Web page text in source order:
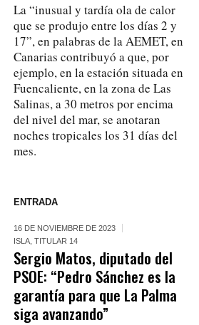
La “inusual y tardía ola de calor
que se produjo entre los días 2 y
17”, en palabras de la AEMET, en
Canarias contribuyó a que, por
ejemplo, en la estación situada en
Fuencaliente, en la zona de Las
Salinas, a 30 metros por encima
del nivel del mar, se anotaran
noches tropicales los 31 días del
mes.
ENTRADA
16 DE NOVIEMBRE DE 2023
ISLA ,TITULAR 14
Sergio Matos, diputado del
PSOE: “Pedro Sánchez es la
garantía para que La Palma
siga avanzando”